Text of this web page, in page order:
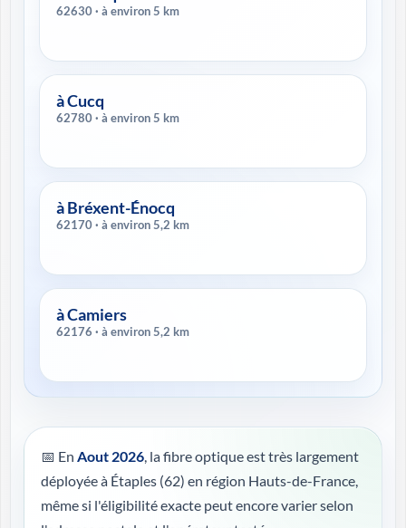
62630 · à environ 5 km
à Cucq
62780 · à environ 5 km
à Bréxent-Énocq
62170 · à environ 5,2 km
à Camiers
62176 · à environ 5,2 km
📅 En Aout 2026, la fibre optique est très largement
déployée à Étaples (62) en région Hauts-de-France,
même si l'éligibilité exacte peut encore varier selon